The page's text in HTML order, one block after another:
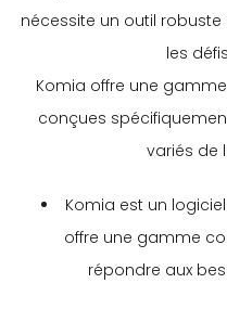
nécessite un outil
les
Komia offre une
conçues
variés de
Komia est un
offre une gamme
répondre aux